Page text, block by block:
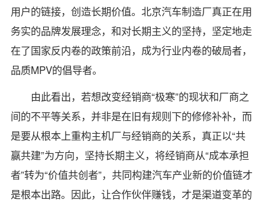
用户的链接，创造长期价值。北京汽车制造厂真正在用
务实的品牌发展理念，和对长期主义的坚持，坚定地走
在了国家反内卷的政策前沿，成为行业内卷的破局者，
品质MPV的倡导者。
由此看出，若想改变经销商“极寒”的现状和厂商之
间的不平等关系，并非是在旧有规则下的修修补补，而
是要从根本上重构主机厂与经销商的关系，真正以“共
赢共建”为方向，坚持长期主义，将经销商从“成本承担
者”转为“价值共创者”，共同构建汽车产业新的价值链才
是根本出路。因此，让合作伙伴赚钱，才是渠道变革的